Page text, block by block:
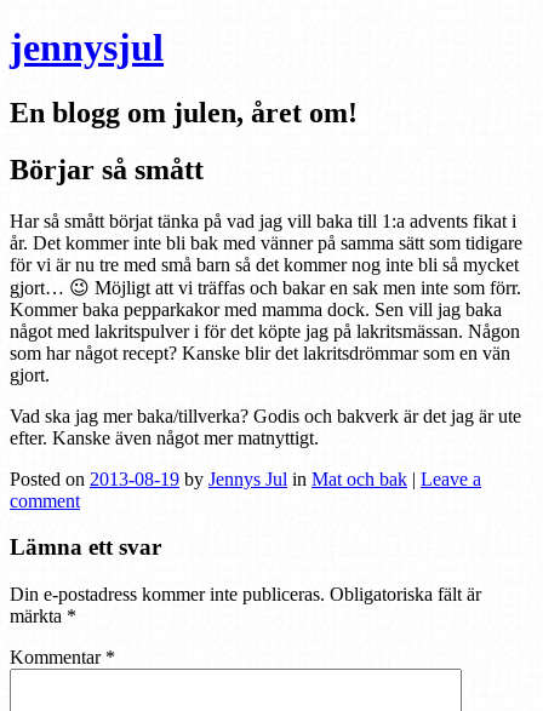
jennysjul
En blogg om julen, året om!
Börjar så smått
Har så smått börjat tänka på vad jag vill baka till 1:a advents fikat i
år. Det kommer inte bli bak med vänner på samma sätt som tidigare
för vi är nu tre med små barn så det kommer nog inte bli så mycket
gjort… 😉 Möjligt att vi träffas och bakar en sak men inte som förr.
Kommer baka pepparkakor med mamma dock. Sen vill jag baka
något med lakritspulver i för det köpte jag på lakritsmässan. Någon
som har något recept? Kanske blir det lakritsdrömmar som en vän
gjort.
Vad ska jag mer baka/tillverka? Godis och bakverk är det jag är ute
efter. Kanske även något mer matnyttigt.
Posted on 2013-08-19 by Jennys Jul in Mat och bak | Leave a
comment
Lämna ett svar
Din e-postadress kommer inte publiceras. Obligatoriska fält är
märkta *
Kommentar *